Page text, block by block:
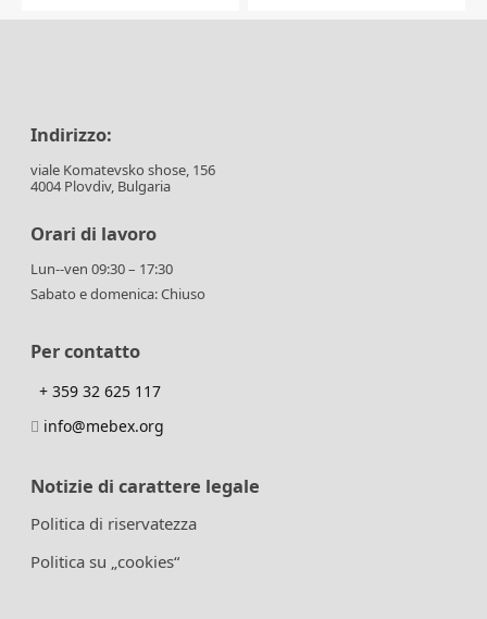
Indirizzo:
viale Komatevsko shose, 156
4004 Plovdiv, Bulgaria
Orari di lavoro
Lun--ven 09:30 – 17:30
Sabato e domenica: Chiuso
Per contatto
+ 359 32 625 117
info@mebex.org
Notizie di carattere legale
Politica di riservatezza
Politica su „cookies“